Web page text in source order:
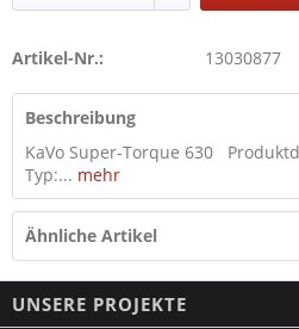
Artikel-Nr.: 13030877
Beschreibung
KaVo Super-Torque 630
Typ:... mehr
Ähnliche Artikel
UNSERE PROJEKTE